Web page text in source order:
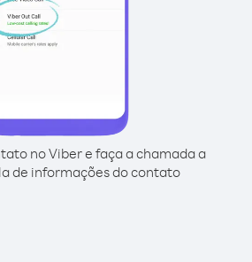
no Viber e faça a chamada a
de informações do contato